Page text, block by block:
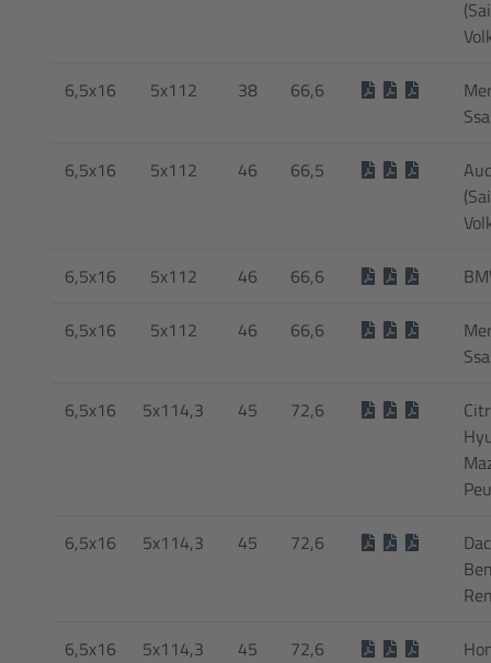
6,5x16 5x112 38 66,6
6,5x16 5x112 46 66,5
6,5x16 5x112 46 66,6
6,5x16 5x112 46 66,6
6,5x16 5x114,3 45 72,6
6,5x16 5x114,3 45 72,6
6,5x16 5x114,3 45 72,6